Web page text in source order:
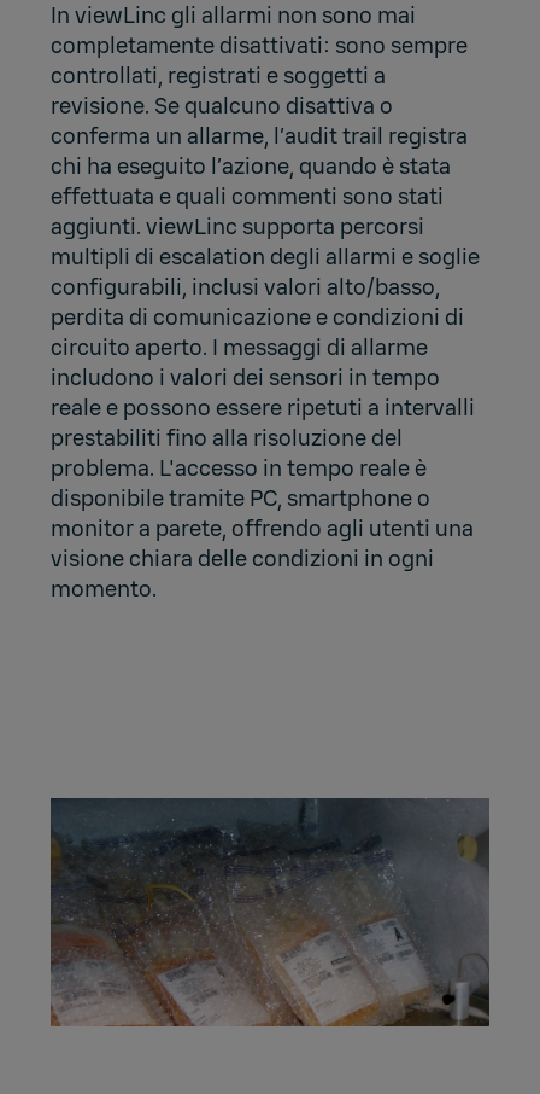
In viewLinc gli allarmi non sono mai
completamente disattivati: sono sempre
controllati, registrati e soggetti a
revisione. Se qualcuno disattiva o
conferma un allarme, l’audit trail registra
chi ha eseguito l’azione, quando è stata
effettuata e quali commenti sono stati
aggiunti. viewLinc supporta percorsi
multipli di escalation degli allarmi e soglie
configurabili, inclusi valori alto/basso,
perdita di comunicazione e condizioni di
circuito aperto. I messaggi di allarme
includono i valori dei sensori in tempo
reale e possono essere ripetuti a intervalli
prestabiliti fino alla risoluzione del
problema. L'accesso in tempo reale è
disponibile tramite PC, smartphone o
monitor a parete, offrendo agli utenti una
visione chiara delle condizioni in ogni
momento.